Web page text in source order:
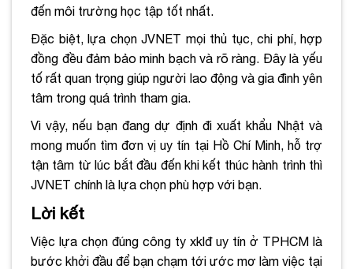
đến môi trường học tập tốt nhất.
Đặc biệt, lựa chọn JVNET mọi thủ tục, chi phí, hợp
đồng đều đảm bảo minh bạch và rõ ràng. Đây là yếu
tố rất quan trọng giúp người lao động và gia đình yên
tâm trong quá trình tham gia.
Vì vậy, nếu bạn đang dự định đi xuất khẩu Nhật và
mong muốn tìm đơn vị uy tín tại Hồ Chí Minh, hỗ trợ
tận tâm từ lúc bắt đầu đến khi kết thúc hành trình thì
JVNET chính là lựa chọn phù hợp với bạn.
Lời kết
Việc lựa chọn đúng công ty xklđ uy tín ở TPHCM là
bước khởi đầu để bạn chạm tới ước mơ làm việc tại